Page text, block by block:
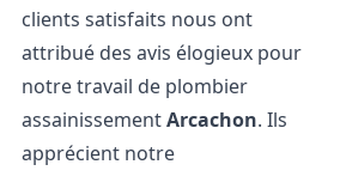
clients satisfaits nous ont
attribué des avis élogieux pour
notre travail de plombier
assainissementArcachon. Ils
apprécient notre